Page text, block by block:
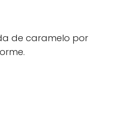
de caramelo por